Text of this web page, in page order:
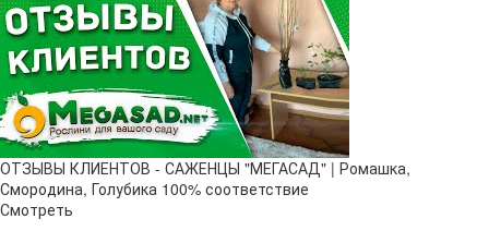
ОТЗЫВЫ КЛИЕНТОВ - САЖЕНЦЫ "МЕГАСАД" | Ромашка,
Смородина, Голубика 100% соответствие
Смотреть